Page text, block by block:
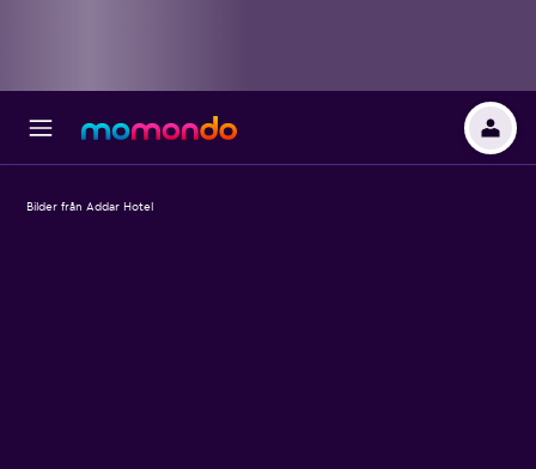
Bilder från Addar Hotel